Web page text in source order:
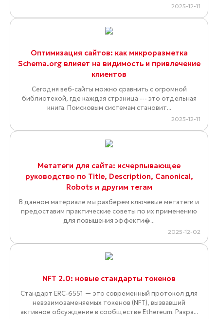
2025-12-11
Оптимизация сайтов: как микроразметка
Schema.org влияет на видимость и привлечение
клиентов
Сегодня веб-сайты можно сравнить с огромной
библиотекой, где каждая страница --- это отдельная
книга. Поисковым системам становит...
2025-12-11
Метатеги для сайта: исчерпывающее
руководство по Title, Description, Canonical,
Robots и другим тегам
В данном материале мы разберем ключевые метатеги и
предоставим практические советы по их применению
для повышения эффекти�...
2025-12-02
NFT 2.0: новые стандарты токенов
Стандарт ERC-6551 — это современный протокол для
невзаимозаменяемых токенов (NFT), вызвавший
активное обсуждение в сообществе Ethereum. Разра...